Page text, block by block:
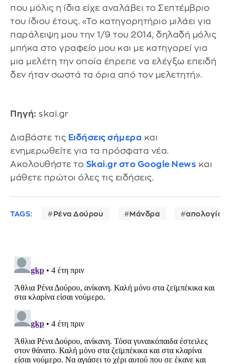
που μόλις η ίδια είχε αναλάβει το Σεπτέμβριο
του ίδιου έτους. «Το κατηγορητήριο μιλάει για
παράλειψη μου την 1/9 του 2014, δηλαδή μόλις
μπήκα στο γραφείο μου και με κατηγορεί για
μια μελέτη την οποία έπρεπε να ελέγξω επειδή
δεν ήταν σωστά τα όρια από τον μελετητή».
Πηγή: skai.gr
Διαβάστε τις Ειδήσεις σήμερα και
ενημερωθείτε για τα πρόσφατα νέα.
Ακολουθήστε το Skai.gr στο Google News και
μάθετε πρώτοι όλες τις ειδήσεις.
TAGS: Ρένα Δούρου Μάνδρα απολογία